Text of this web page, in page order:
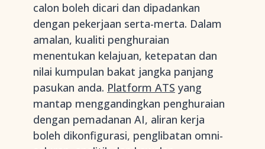
calon boleh dicari dan dipadankan
dengan pekerjaan serta-merta. Dalam
amalan, kualiti penghuraian
menentukan kelajuan, ketepatan dan
nilai kumpulan bakat jangka panjang
pasukan anda. Platform ATS yang
mantap menggandingkan penghuraian
dengan pemadanan AI, aliran kerja
boleh dikonfigurasi, penglibatan omni-